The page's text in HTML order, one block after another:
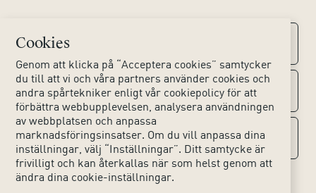
Cookies
Genom att klicka på “Acceptera cookies” samtycker
du till att vi och våra partners använder cookies och
andra spårtekniker enligt vår cookiepolicy för att
förbättra webbupplevelsen, analysera användningen
av webbplatsen och anpassa
marknadsföringsinsatser. Om du vill anpassa dina
inställningar, välj “Inställningar”. Ditt samtycke är
frivilligt och kan återkallas när som helst genom att
ändra dina cookie-inställningar.
Kontaktuppgifter
Kontakta oss
Huvudkontoret
Lokala kontor
Om webbplatsen
Tillgänglighet webbplats
Hjälpmedel
Sociala medier
Instagram